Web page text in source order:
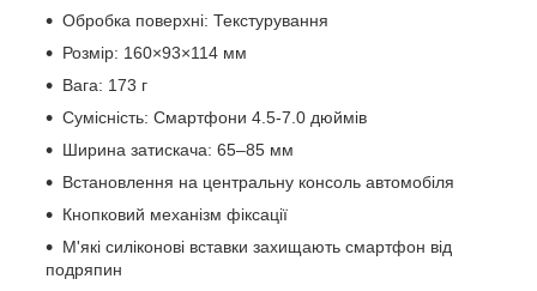
Обробка поверхні: Текстурування
Розмір: 160×93×114 мм
Вага: 173 г
Сумісність: Смартфони 4.5-7.0 дюймів
Ширина затискача: 65–85 мм
Встановлення на центральну консоль автомобіля
Кнопковий механізм фіксації
М'які силіконові вставки захищають смартфон від
подряпин